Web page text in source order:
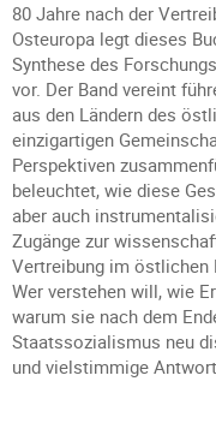
80 Jahre nach der
Osteuropa legt dieses
Synthese des
vor. Der Band vereint
aus den Ländern des
einzigartigen
Perspektiven
beleuchtet, wie diese
aber auch
Zugänge zur
Vertreibung im östlichen
Wer verstehen will, wie
warum sie nach dem
Staatssozialismus neu
und vielstimmige